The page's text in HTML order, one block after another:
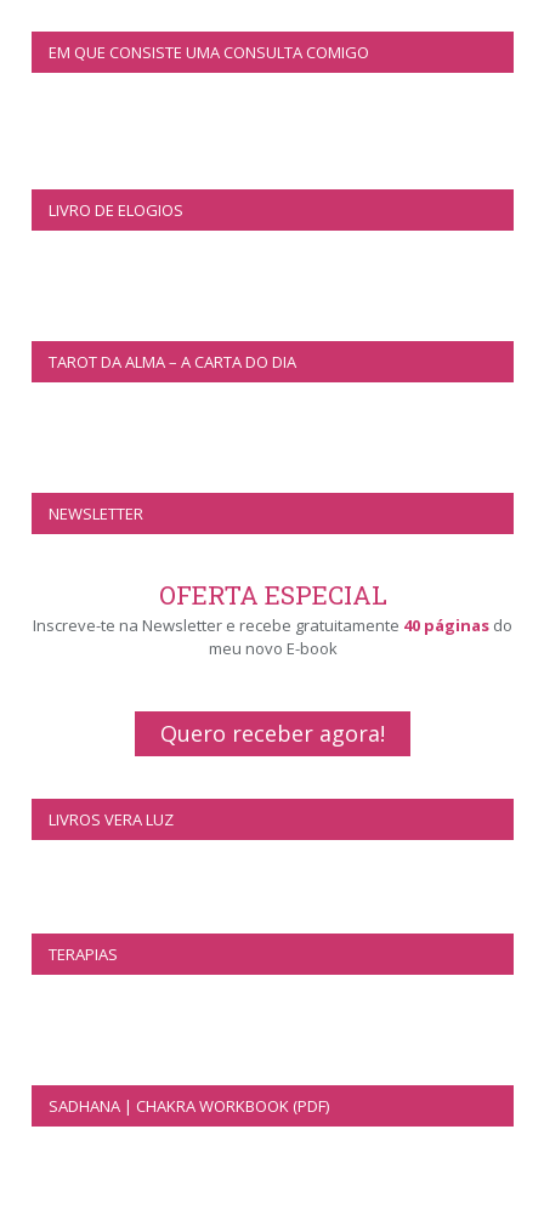
EM QUE CONSISTE UMA CONSULTA COMIGO
LIVRO DE ELOGIOS
TAROT DA ALMA – A CARTA DO DIA
NEWSLETTER
OFERTA ESPECIAL
Inscreve-te na Newsletter e recebe gratuitamente 40 páginas do
meu novo E-book
Quero receber agora!
LIVROS VERA LUZ
TERAPIAS
SADHANA | CHAKRA WORKBOOK (PDF)